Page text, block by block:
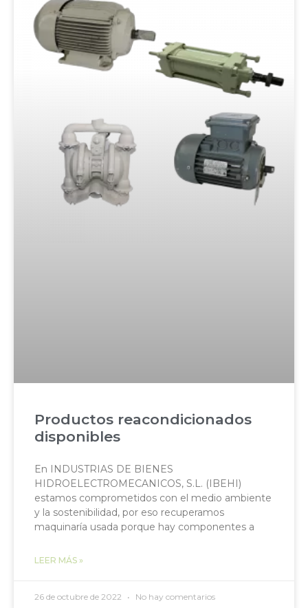
Productos reacondicionados
disponibles
En INDUSTRIAS DE BIENES
HIDROELECTROMECANICOS, S.L. (IBEHI)
estamos comprometidos con el medio ambiente
y la sostenibilidad, por eso recuperamos
maquinaría usada porque hay componentes a
LEER MÁS »
26 de octubre de 2022 No hay comentarios